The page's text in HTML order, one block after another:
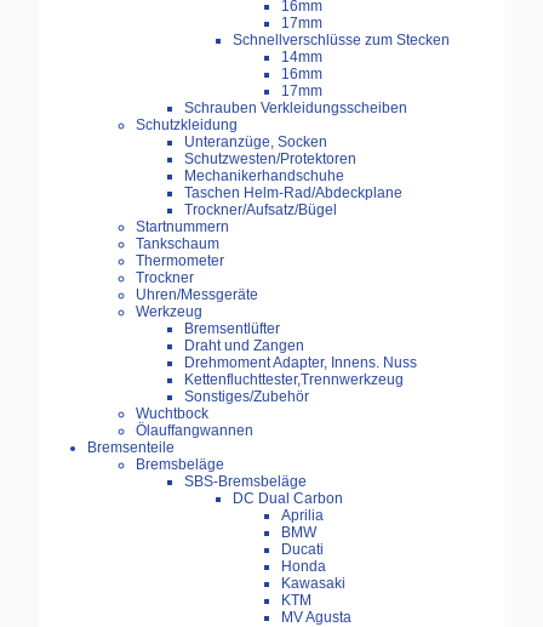
16mm
17mm
Schnellverschlüsse zum Stecken
14mm
16mm
17mm
Schrauben Verkleidungsscheiben
Schutzkleidung
Unteranzüge, Socken
Schutzwesten/Protektoren
Mechanikerhandschuhe
Taschen Helm-Rad/Abdeckplane
Trockner/Aufsatz/Bügel
Startnummern
Tankschaum
Thermometer
Trockner
Uhren/Messgeräte
Werkzeug
Bremsentlüfter
Draht und Zangen
Drehmoment Adapter, Innens. Nuss
Kettenfluchttester,Trennwerkzeug
Sonstiges/Zubehör
Wuchtbock
Ölauffangwannen
Bremsenteile
Bremsbeläge
SBS-Bremsbeläge
DC Dual Carbon
Aprilia
BMW
Ducati
Honda
Kawasaki
KTM
MV Agusta